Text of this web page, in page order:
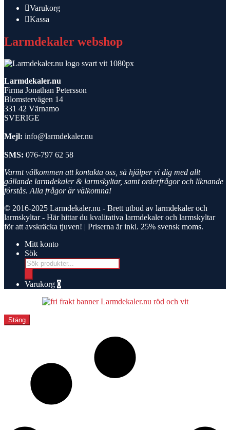
Varukorg
Kassa
Larmdekaler webshop
Larmdekaler.nu
Firma Jonathan Petersson
Blomstervägen 14
331 42 Värnamo
SVERIGE
Mejl: info@larmdekaler.nu
SMS: 076-797 62 58
Varmt välkommen att kontakta oss, så hjälper vi dig med allt
gällande larmdekaler & larmskyltar, samt orderfrågor och liknande
förstås. Alla frågor är välkomna!
© 2016-2025 Larmdekaler.nu - Brett utbud av larmdekaler och
larmskyltar- Här hittar du kvalitativa larmdekaler och larmskyltar
för att avskräcka tjuven! | Priserna är inkl. 25% svensk moms.
Mitt konto
Sök
Products
search
Varukorg 0
Stäng